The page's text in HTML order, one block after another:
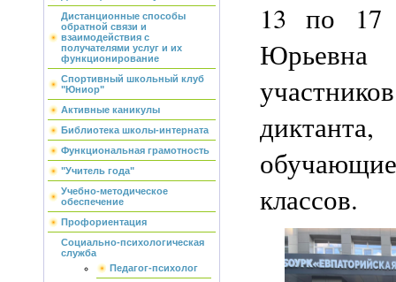
Дистанционные способы
обратной связи и
взаимодействия с
получателями услуг и их
функционирование
Спортивный школьный клуб
"Юниор"
Активные каникулы
Библиотека школы-интерната
Функциональная грамотность
"Учитель года"
Учебно-методическое
обеспечение
Профориентация
Социально-психологическая
служба
Педагог-психолог
13 по 17
классов.